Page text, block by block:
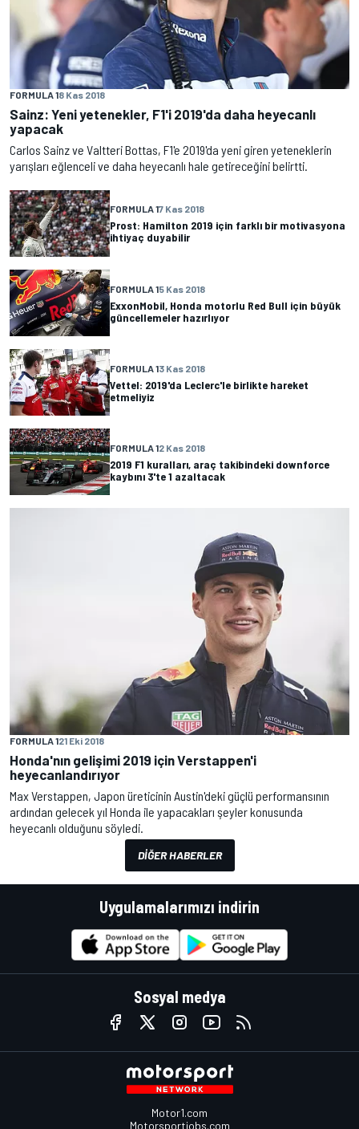
FORMULA 18 Kas 2018
Sainz: Yeni yetenekler, F1'i 2019'da daha heyecanlı
yapacak
Carlos Sainz ve Valtteri Bottas, F1'e 2019'da yeni giren yeteneklerin
yarışları eğlenceli ve daha heyecanlı hale getireceğini belirtti.
FORMULA 17 Kas 2018
Prost: Hamilton 2019 için farklı bir motivasyona
ihtiyaç duyabilir
FORMULA 15 Kas 2018
ExxonMobil, Honda motorlu Red Bull için büyük
güncellemeler hazırlıyor
FORMULA 13 Kas 2018
Vettel: 2019'da Leclerc'le birlikte hareket
etmeliyiz
FORMULA 12 Kas 2018
2019 F1 kuralları, araç takibindeki downforce
kaybını 3'te 1 azaltacak
FORMULA 121 Eki 2018
Honda'nın gelişimi 2019 için Verstappen'i
heyecanlandırıyor
Max Verstappen, Japon üreticinin Austin'deki güçlü performansının
ardından gelecek yıl Honda ile yapacakları şeyler konusunda
heyecanlı olduğunu söyledi.
DIĞER HABERLER
Uygulamalarımızı indirin
Sosyal medya
Motor1.com
Motorsportjobs.com